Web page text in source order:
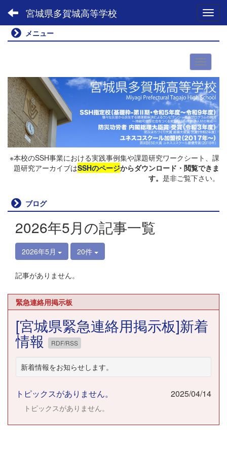
宮城県多賀城高等学校
メニュー
※本校のSSH事業における実践事例集や課題研究ワークシート、課
題研究アーカイブはSSHのページからダウンロード・閲覧できま
す。 是非ご覧下さい。
ブログ
2026年5月の記事一覧
2026年5月 20件
記事がありません。
緊急連絡用掲示板
[宮城県緊急連絡用掲示板]新着
情報 RDF/RSS
新着情報をお知らせします。
トピックスがありません。 2025/04/14
トピックスがありません。